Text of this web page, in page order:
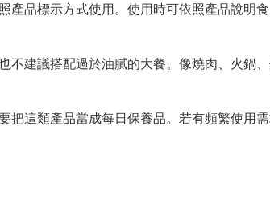
產品標示方式使用。使用時可依照產品說明
不建議搭配過於油膩的大餐。像燒肉、火鍋
把這類產品當成每日保養品。若有頻繁使用